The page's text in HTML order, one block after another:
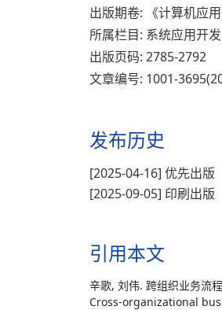
出版期卷: 《计算机应
所属栏目: 系统应用开发
出版页码: 2785-2792
文章编号: 1001-
发布历史
[2025-04-16] 优先出版
[2025-09-05] 印刷出版
引用本文
辛歌, 刘伟. 跨组织业务流
Cross-organizational